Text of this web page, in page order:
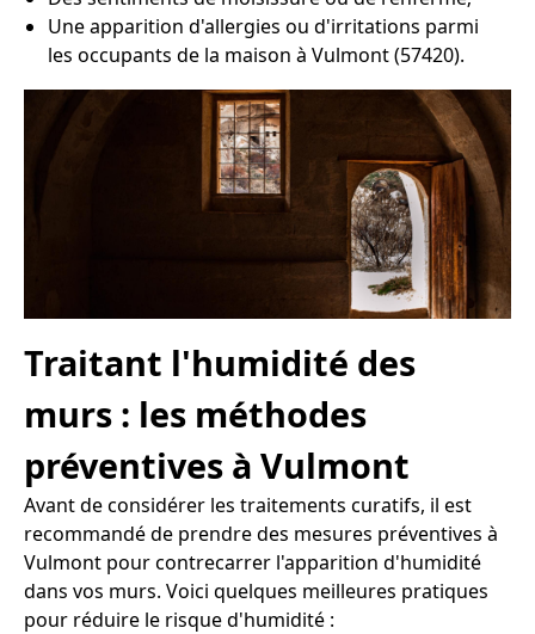
Une apparition d'allergies ou d'irritations parmi
les occupants de la maison à Vulmont (57420).
Traitant l'humidité des
murs : les méthodes
préventives à Vulmont
Avant de considérer les traitements curatifs, il est
recommandé de prendre des mesures préventives à
Vulmont pour contrecarrer l'apparition d'humidité
dans vos murs. Voici quelques meilleures pratiques
pour réduire le risque d'humidité :